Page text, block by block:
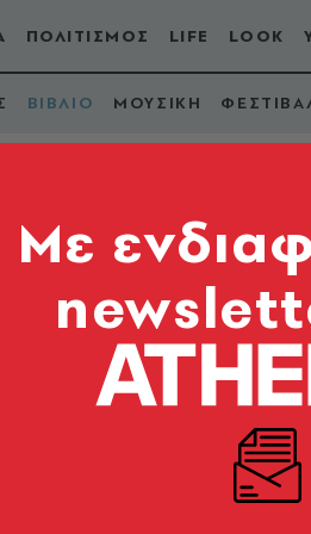
ΠΟΛΙΤΙΣΜΟΣ LIFE LOOK
ΒΙΒΛΙΟ ΜΟΥΣΙΚΗ
Mε